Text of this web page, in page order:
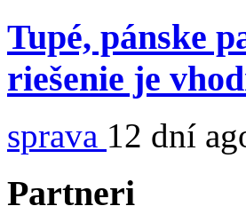
Tupé, pánske
riešenie je
sprava 12 dní
Partneri